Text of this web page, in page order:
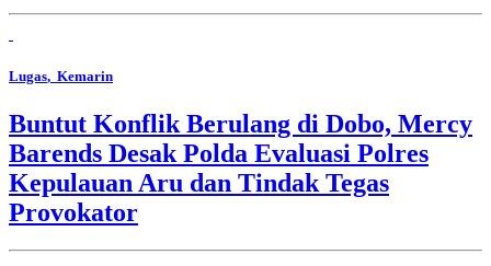
Lugas, Kemarin
Buntut Konflik Berulang di Dobo, Mercy
Barends Desak Polda Evaluasi Polres
Kepulauan Aru dan Tindak Tegas
Provokator